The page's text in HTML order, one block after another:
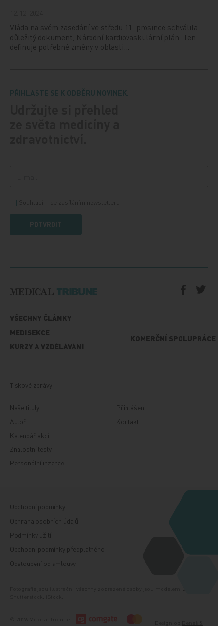
Vláda na svém zasedání ve středu 11. prosince schválila
důležitý dokument, Národní kardiovaskulární plán. Ten
definuje potřebné změny v oblasti…
PŘIHLASTE SE K ODBĚRU NOVINEK.
POTVRDIT
VŠECHNY ČLÁNKY
MEDISEKCE
KURZY A VZDĚLÁVÁNÍ
KOMERČNÍ SPOLUPRÁCE
Tiskové zprávy
Naše tituly
Autoři
Kalendář akcí
Znalostní testy
Personální inzerce
Přihlášení
Kontakt
Obchodní podmínky
Ochrana osobních údajů
Podmínky užití
Obchodní podmínky předplatného
Odstoupení od smlouvy